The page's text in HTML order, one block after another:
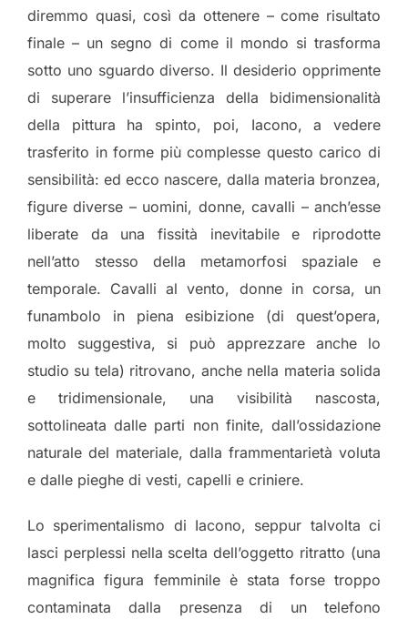
diremmo quasi, così da ottenere – come risultato
finale – un segno di come il mondo si trasforma
sotto uno sguardo diverso. Il desiderio opprimente
di superare l’insufficienza della bidimensionalità
della pittura ha spinto, poi, Iacono, a vedere
trasferito in forme più complesse questo carico di
sensibilità: ed ecco nascere, dalla materia bronzea,
figure diverse – uomini, donne, cavalli – anch’esse
liberate da una fissità inevitabile e riprodotte
nell’atto stesso della metamorfosi spaziale e
temporale. Cavalli al vento, donne in corsa, un
funambolo in piena esibizione (di quest’opera,
molto suggestiva, si può apprezzare anche lo
studio su tela) ritrovano, anche nella materia solida
e tridimensionale, una visibilità nascosta,
sottolineata dalle parti non finite, dall’ossidazione
naturale del materiale, dalla frammentarietà voluta
e dalle pieghe di vesti, capelli e criniere.
Lo sperimentalismo di Iacono, seppur talvolta ci
lasci perplessi nella scelta dell’oggetto ritratto (una
magnifica figura femminile è stata forse troppo
contaminata dalla presenza di un telefono